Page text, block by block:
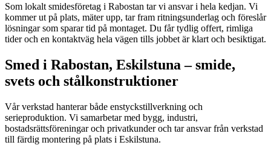
Som lokalt smidesföretag i Rabostan tar vi ansvar i hela kedjan. Vi
kommer ut på plats, mäter upp, tar fram ritningsunderlag och föreslår
lösningar som sparar tid på montaget. Du får tydlig offert, rimliga
tider och en kontaktväg hela vägen tills jobbet är klart och besiktigat.
Smed i Rabostan, Eskilstuna – smide,
svets och stålkonstruktioner
Vår verkstad hanterar både enstyckstillverkning och
serieproduktion. Vi samarbetar med bygg, industri,
bostadsrättsföreningar och privatkunder och tar ansvar från verkstad
till färdig montering på plats i Eskilstuna.